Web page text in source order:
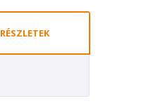
RÉSZLETEK